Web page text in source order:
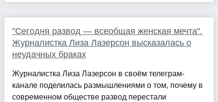
"Сегодня развод — всеобщая женская мечта".
Журналистка Лиза Лазерсон высказалась о
неудачных браках
Журналистка Лиза Лазерсон в своём телеграм-
канале поделилась размышлениями о том, почему в
современном обществе развод перестали